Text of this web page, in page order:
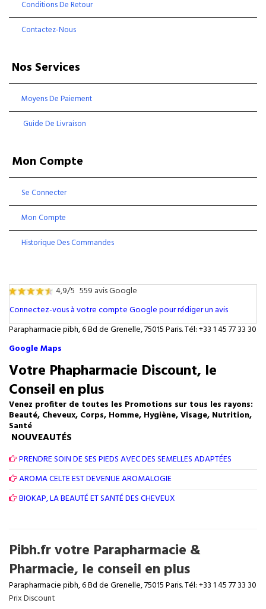
Conditions De Retour
Contactez-Nous
Nos Services
Moyens De Paiement
Guide De Livraison
Mon Compte
Se Connecter
Mon Compte
Historique Des Commandes
4,9/5 559 avis Google
Connectez-vous à votre compte Google pour rédiger un avis
Parapharmacie pibh, 6 Bd de Grenelle, 75015 Paris. Tél: +33 1 45 77 33 30
Google Maps
Votre Phapharmacie Discount, le
Conseil en plus
Venez profiter de toutes les Promotions sur tous les rayons:
Beauté, Cheveux, Corps, Homme, Hygiène, Visage, Nutrition,
Santé
NOUVEAUTÉS
PRENDRE SOIN DE SES PIEDS AVEC DES SEMELLES ADAPTÉES
AROMA CELTE EST DEVENUE AROMALOGIE
BIOKAP, LA BEAUTÉ ET SANTÉ DES CHEVEUX
Pibh.fr votre Parapharmacie &
Pharmacie, le conseil en plus
Parapharmacie pibh, 6 Bd de Grenelle, 75015 Paris. Tél: +33 1 45 77 33 30
Prix Discount